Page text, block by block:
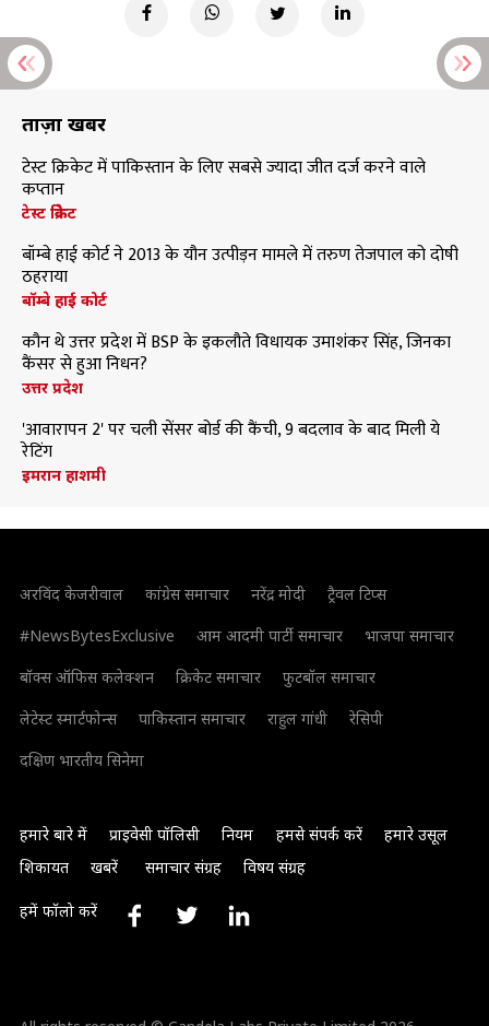
ताज़ा खबरें
टेस्ट क्रिकेट में पाकिस्तान के लिए सबसे ज्यादा जीत दर्ज करने वाले
कप्तान
टेस्ट क्रिकेट
बॉम्बे हाई कोर्ट ने 2013 के यौन उत्पीड़न मामले में तरुण तेजपाल को दोषी
ठहराया
बॉम्बे हाई कोर्ट
कौन थे उत्तर प्रदेश में BSP के इकलौते विधायक उमाशंकर सिंह, जिनका
कैंसर से हुआ निधन?
उत्तर प्रदेश
'आवारापन 2' पर चली सेंसर बोर्ड की कैंची, 9 बदलाव के बाद मिली ये
रेटिंग
इमरान हाशमी
अरविंद केजरीवाल कांग्रेस समाचार नरेंद्र मोदी
ट्रैवल टिप्स
#NewsBytesExclusive
आम आदमी पार्टी समाचार
भाजपा समाचार
बॉक्स ऑफिस कलेक्शन
क्रिकेट समाचार
फुटबॉल समाचार
लेटेस्ट स्मार्टफोन्स
पाकिस्तान समाचार राहुल गांधी
रेसिपी
दक्षिण भारतीय सिनेमा
हमारे बारे में प्राइवेसी पॉलिसी नियम हमसे संपर्क करें
हमारे उसूल
शिकायत
खबरें समाचार संग्रह विषय संग्रह
हमें फॉलो करें